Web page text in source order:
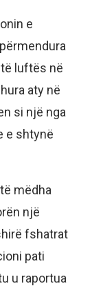
e
luftës në
aty në
si një nga
e shtynë
mëdha
një
fshatrat
pati
u raportua